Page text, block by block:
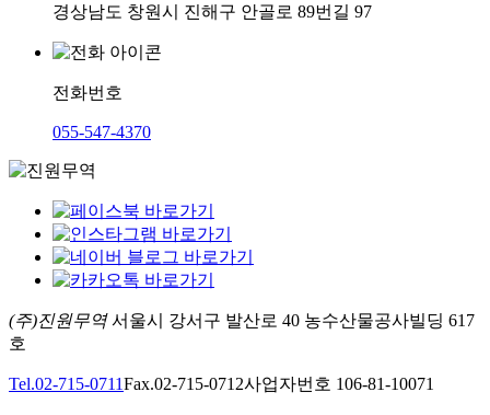
경상남도 창원시 진해구 안골로 89번길 97
전화번호
055-547-4370
(주)진원무역서울시 강서구 발산로 40 농수산물공사빌딩 617
호
Tel.02-715-0711Fax.02-715-0712사업자번호 106-81-10071